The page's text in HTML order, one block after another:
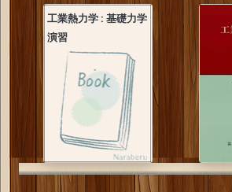
工業熱力学 : 基礎力学
演習